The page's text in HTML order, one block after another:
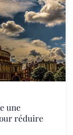
une
réduire